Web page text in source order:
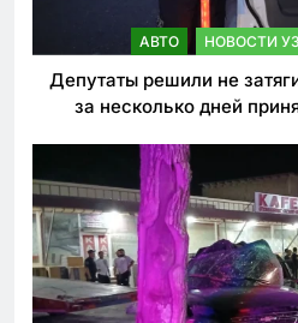
АВТО НОВОСТИ
Депутаты решили не
за несколько дней